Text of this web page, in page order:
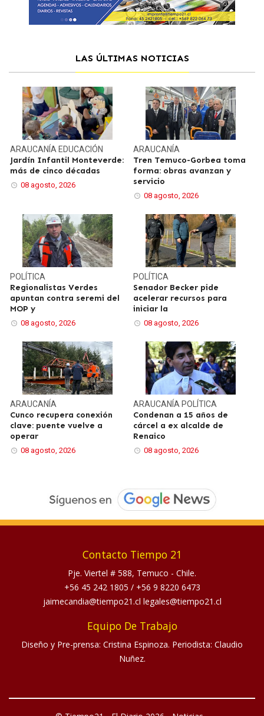
LAS ÚLTIMAS NOTICIAS
ARAUCANÍA EDUCACIÓN
Jardín Infantil Monteverde:
más de cinco décadas
08 agosto, 2026
ARAUCANÍA
Tren Temuco-Gorbea toma
forma: obras avanzan y
servicio
08 agosto, 2026
POLÍTICA
Regionalistas Verdes
apuntan contra seremi del
MOP y
08 agosto, 2026
POLÍTICA
Senador Becker pide
acelerar recursos para
iniciar la
08 agosto, 2026
ARAUCANÍA
Cunco recupera conexión
clave: puente vuelve a
operar
08 agosto, 2026
ARAUCANÍA POLÍTICA
Condenan a 15 años de
cárcel a ex alcalde de
Renaico
08 agosto, 2026
Contacto Tiempo 21
Pje. Viertel # 588, Temuco - Chile.
+56 45 242 1805 / +56 9 8220 6473
jaimecandia@tiempo21.cl legales@tiempo21.cl
Equipo De Trabajo
Diseño y Pre-prensa: Cristina Espinoza. Periodista: Claudio
Nuñez.